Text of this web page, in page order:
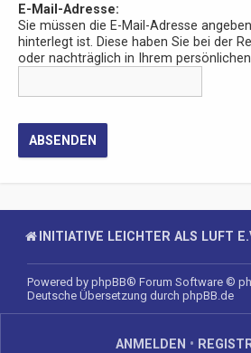
E-Mail-Adresse:
Sie müssen die E-Mail-Adresse
hinterlegt ist. Diese haben Sie bei der
oder nachträglich in Ihrem
INITIATIVE LEICHTER ALS LUFT
Powered by phpBB® Forum Software ©
Deutsche Übersetzung durch phpBB.de
ANMELDEN •